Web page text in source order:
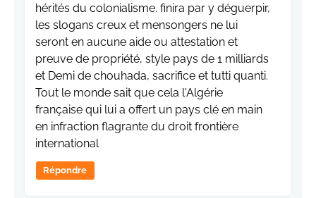
hérités du colonialisme. finira par y déguerpir,
les slogans creux et mensongers ne lui
seront en aucune aide ou attestation et
preuve de propriété, style pays de 1 milliards
et Demi de chouhada, sacrifice et tutti quanti.
Tout le monde sait que cela l'Algérie
française qui lui a offert un pays clé en main
en infraction flagrante du droit frontière
international
Répondre